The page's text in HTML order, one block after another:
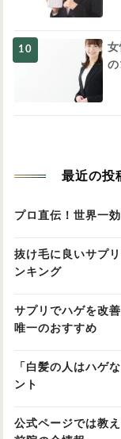
の
最近の投
プロ直伝！世界一
抜け毛に良いサプ
ンキング
サプリでハゲを改
唯一のおすすめ
「白髪の人はハゲ
ント
公式ページでは教